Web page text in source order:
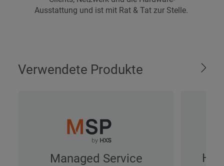
Ausstattung und ist mit Rat & Tat zur Stelle.
Verwendete Produkte
Managed Service